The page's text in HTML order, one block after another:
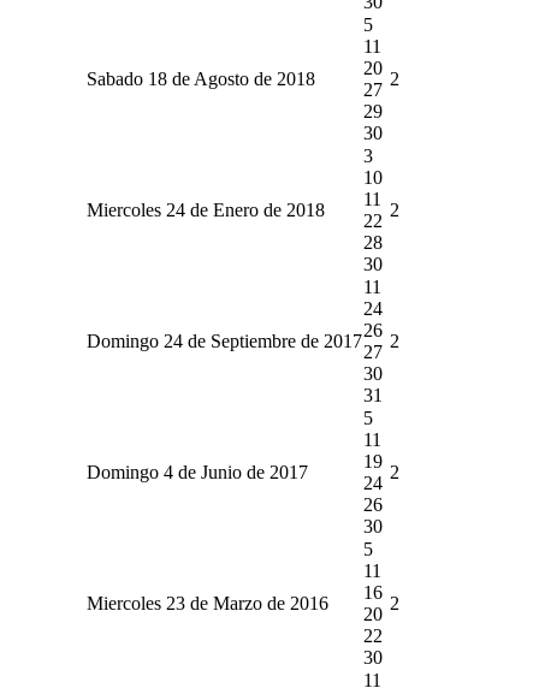
Sabado 18 de Agosto de 2018
5
11
20
27
29
30
2
Miercoles 24 de Enero de 2018
3
10
11
22
28
30
2
Domingo 24 de Septiembre de 2017
11
24
26
27
30
31
2
Domingo 4 de Junio de 2017
5
11
19
24
26
30
2
Miercoles 23 de Marzo de 2016
5
11
16
20
22
30
2
11